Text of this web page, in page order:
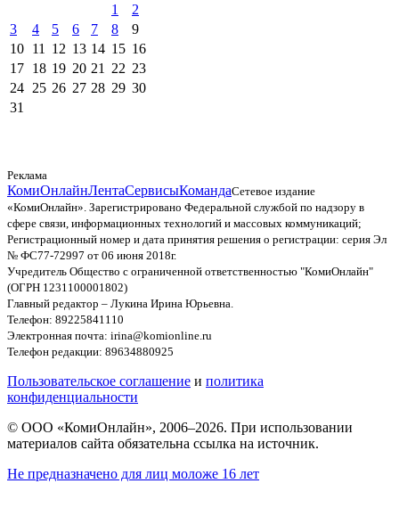
1
2
3
4 5 6 7 8
9
10 11 12 13 14 15 16
17 18 19 20 21 22 23
24 25 26 27 28 29 30
31
Реклама
КомиОнлайнЛентаСервисыКомандаСетевое издание
«КомиОнлайн». Зарегистрировано Федеральной службой по надзору в
сфере связи, информационных технологий и массовых коммуникаций;
Регистрационный номер и дата принятия решения о регистрации: серия Эл
№ ФС77-72997 от 06 июня 2018г.
Учредитель Общество с ограниченной ответственностью "КомиОнлайн"
(ОГРН 1231100001802)
Главный редактор – Лукина Ирина Юрьевна.
Телефон: 89225841110
Электронная почта: irina@komionline.ru
Телефон редакции: 89634880925
Пользовательское соглашение и политика
конфиденциальности
© ООО «КомиОнлайн», 2006–2026. При использовании
материалов сайта обязательна ссылка на источник.
Не предназначено для лиц моложе 16 лет